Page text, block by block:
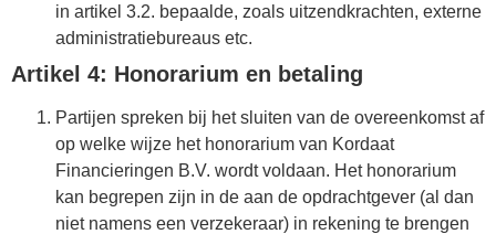
in artikel 3.2. bepaalde, zoals uitzendkrachten, externe
administratiebureaus etc.
Artikel 4: Honorarium en betaling
Partijen spreken bij het sluiten van de overeenkomst af
op welke wijze het honorarium van Kordaat
Financieringen B.V. wordt voldaan. Het honorarium
kan begrepen zijn in de aan de opdrachtgever (al dan
niet namens een verzekeraar) in rekening te brengen